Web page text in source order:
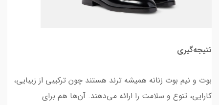
نتیجه‌گیری
بوت و نیم بوت زنانه همیشه ترند هستند چون ترکیبی از زیبایی،
کارایی، تنوع و سلامت را ارائه می‌دهند. آن‌ها هم برای